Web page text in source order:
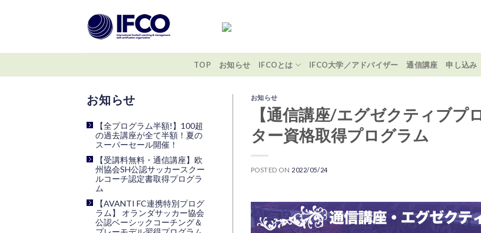
TOP お知らせ IFCOとは IFCO大学／アドバイザー 通信講座 申し込み
【全プログラム半額!】100超
の過去講座が全て半額！夏の
スーパーセール開催！
【受講料無料・通信講座】欧
州協会SH公認サッカースクー
ルコーチ認定書取得プログラ
ム
【AVANTI FC連携特別プログ
ラム】 オランダサッカー協会
公認ベーシックコーチング＆
お知らせ
【通信講座/エグゼクティブ
ター資格取得プログラム
POSTED ON 2022/05/24